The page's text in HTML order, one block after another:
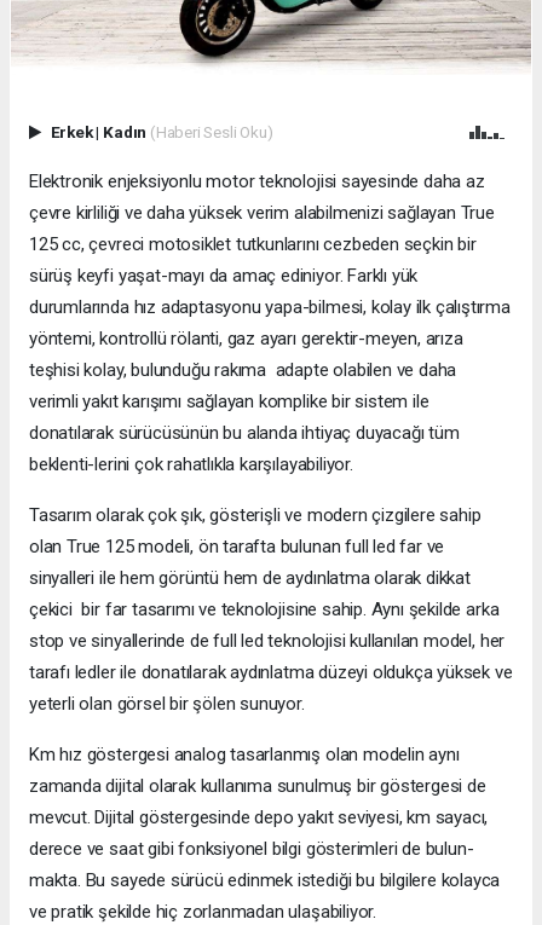
Erkek| Kadın (Haberi Sesli Oku)
Elektronik enjeksiyonlu motor teknolojisi sayesinde daha az
çevre kirliliği ve daha yüksek verim alabilmenizi sağlayan True
125 cc, çevreci motosiklet tutkunlarını cezbeden seçkin bir
sürüş keyfi yaşat-mayı da amaç ediniyor. Farklı yük
durumlarında hız adaptasyonu yapa-bilmesi, kolay ilk çalıştırma
yöntemi, kontrollü rölanti, gaz ayarı gerektir-meyen, arıza
teşhisi kolay, bulunduğu rakıma adapte olabilen ve daha
verimli yakıt karışımı sağlayan komplike bir sistem ile
donatılarak sürücüsünün bu alanda ihtiyaç duyacağı tüm
beklenti-lerini çok rahatlıkla karşılayabiliyor.
Tasarım olarak çok şık, gösterişli ve modern çizgilere sahip
olan True 125 modeli, ön tarafta bulunan full led far ve
sinyalleri ile hem görüntü hem de aydınlatma olarak dikkat
çekici bir far tasarımı ve teknolojisine sahip. Aynı şekilde arka
stop ve sinyallerinde de full led teknolojisi kullanılan model, her
tarafı ledler ile donatılarak aydınlatma düzeyi oldukça yüksek ve
yeterli olan görsel bir şölen sunuyor.
Km hız göstergesi analog tasarlanmış olan modelin aynı
zamanda dijital olarak kullanıma sunulmuş bir göstergesi de
mevcut. Dijital göstergesinde depo yakıt seviyesi, km sayacı,
derece ve saat gibi fonksiyonel bilgi gösterimleri de bulun-
makta. Bu sayede sürücü edinmek istediği bu bilgilere kolayca
ve pratik şekilde hiç zorlanmadan ulaşabiliyor.